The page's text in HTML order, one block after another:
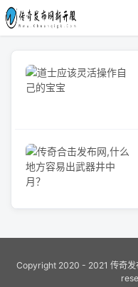
Copyright 2020 - 2021 传奇发